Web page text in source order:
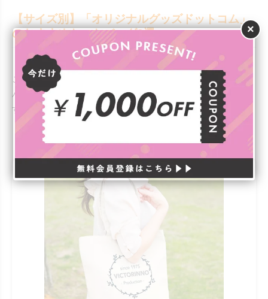
×
【サイズ別】「オリジナルグッズドットコム」
のおすすめトートバッグ3選
ここからは、
で定番人気のキャン
バストートバッグから、おすすめサイズとその特徴を紹介しま
す。